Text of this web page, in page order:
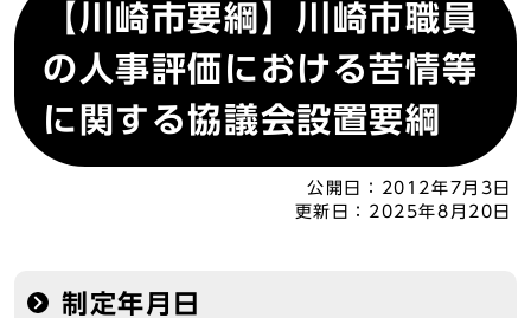
【川崎市要綱】川崎市職員
の人事評価における苦情等
に関する協議会設置要綱
公開日：
2012年7月3日
更新日： 2025年8月20日
制定年月日